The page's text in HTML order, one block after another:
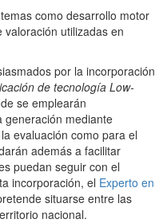
como desarrollo motor
utilizadas en
por la incorporación
de tecnología Low-
se emplearán
generación mediante
evaluación como para el
además a facilitar
puedan seguir con el
incorporación, el Experto en
situarse entre las
nacional.